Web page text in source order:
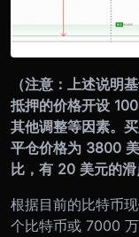
（注意：上述说明
抵押的价格开设
其他调整等因素。
平仓价格为 3800
比，有 20 美元的滑
根据目前的比特币
个比特币或 7000